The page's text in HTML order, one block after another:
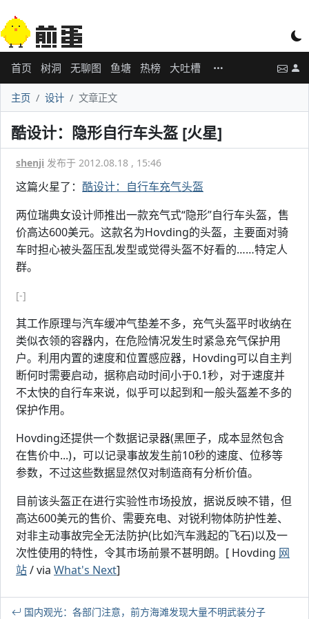
首页 树洞 无聊图 鱼塘 热榜 大吐槽
主页 设计 文章正文
酷设计：隐形自行车头盔 [火星]
shenji 发布于 2012.08.18 , 15:46
这篇火星了： 酷设计：自行车充气头盔
两位瑞典女设计师推出一款充气式“隐形”自行车头盔，售
价高达600美元。这款名为Hovding的头盔，主要面对骑
车时担心被头盔压乱发型或觉得头盔不好看的……特定人
群。
[-]
其工作原理与汽车缓冲气垫差不多，充气头盔平时收纳在
类似衣领的容器内，在危险情况发生时紧急充气保护用
户。利用内置的速度和位置感应器，Hovding可以自主判
断何时需要启动，据称启动时间小于0.1秒，对于速度并
不太快的自行车来说，似乎可以起到和一般头盔差不多的
保护作用。
Hovding还提供一个数据记录器(黑匣子，成本显然包含
在售价中...)，可以记录事故发生前10秒的速度、位移等
参数，不过这些数据显然仅对制造商有分析价值。
目前该头盔正在进行实验性市场投放，据说反映不错，但
高达600美元的售价、需要充电、对锐利物体防护性差、
对非主动事故完全无法防护(比如汽车溅起的飞石)以及一
次性使用的特性，令其市场前景不甚明朗。[ Hovding 网
站/ via What's Next]
国内观光：各部门注意，前方海滩发现大量不明武装分子